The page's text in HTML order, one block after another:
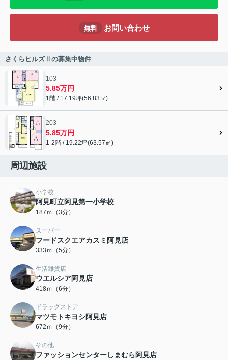
無料 お問い合わせ
さくらヒルズⅡの募集中物件
103
5.85万円
1階 / 17.19坪(56.83㎡)
203
5.85万円
1-2階 / 19.22坪(63.57㎡)
周辺施設
小学校
阿見町立阿見第一小学校
187ｍ（3分）
スーパー
フードスクエアカスミ阿見店
333ｍ（5分）
生活雑貨店
ウエルシア阿見店
418ｍ（6分）
ドラッグストア
マツモトキヨシ阿見店
672ｍ（9分）
その他
ファッションセンターしまむら阿見店